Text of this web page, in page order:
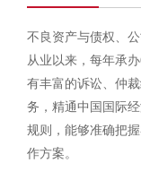
不良资产与债权、
从业以来，每年承
有丰富的诉讼、仲
务，精通中国国际
规则，能够准确把
作方案。